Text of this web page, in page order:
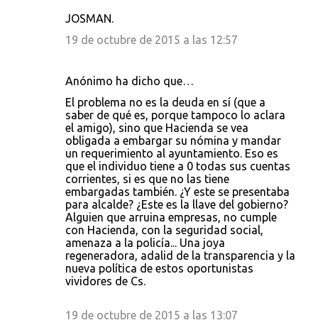
JOSMAN.
19 de octubre de 2015 a las 12:57
Anónimo ha dicho que…
El problema no es la deuda en sí (que a
saber de qué es, porque tampoco lo aclara
el amigo), sino que Hacienda se vea
obligada a embargar su nómina y mandar
un requerimiento al ayuntamiento. Eso es
que el individuo tiene a 0 todas sus cuentas
corrientes, si es que no las tiene
embargadas también. ¿Y este se presentaba
para alcalde? ¿Este es la llave del gobierno?
Alguien que arruina empresas, no cumple
con Hacienda, con la seguridad social,
amenaza a la policía... Una joya
regeneradora, adalid de la transparencia y la
nueva política de estos oportunistas
vividores de Cs.
19 de octubre de 2015 a las 13:07